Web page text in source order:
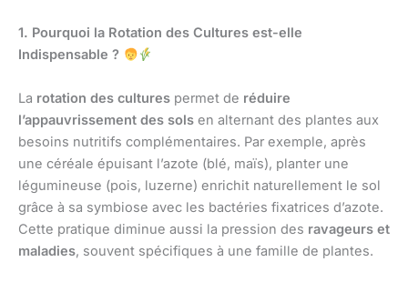
1. Pourquoi la Rotation des Cultures est-elle
Indispensable ?
La rotation des cultures permet de réduire
l’appauvrissement des sols en alternant des plantes aux
besoins nutritifs complémentaires. Par exemple, après
une céréale épuisant l’azote (blé, maïs), planter une
légumineuse (pois, luzerne) enrichit naturellement le sol
grâce à sa symbiose avec les bactéries fixatrices d’azote.
Cette pratique diminue aussi la pression des ravageurs et
maladies, souvent spécifiques à une famille de plantes.